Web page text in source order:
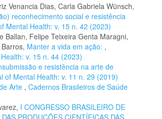
Venancia Dias, Carla Gabriela Wünsch,
reconhecimento social e resistência
Mental Health: v. 15 n. 42 (2023)
Ballan, Felipe Teixeira Genta Maragni,
Manter a vida em ação: ,
v. 15 n. 44 (2023)
e resistência na arte de
of Mental Health: v. 11 n. 29 (2019)
Arte , Cadernos Brasileiros de Saúde
I CONGRESSO BRASILEIRO DE
PRODUÇÕES CIENTÍFICAS DAS